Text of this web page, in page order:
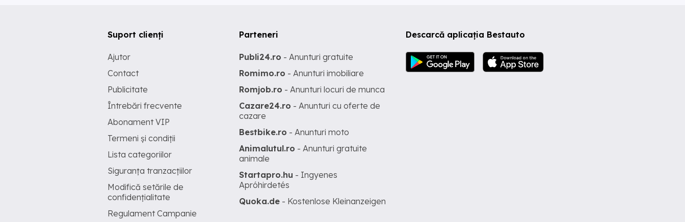
Descarcă aplicația Bestauto
Suport clienți
Ajutor
Contact
Publicitate
Întrebări frecvente
Abonament VIP
Termeni și condiții
Lista categoriilor
Siguranța tranzacțiilor
Modifică setările de
confidențialitate
Regulament Campanie
Parteneri
Publi24.ro - Anunturi gratuite
Romimo.ro - Anunturi imobiliare
Romjob.ro - Anunturi locuri de munca
Cazare24.ro - Anunturi cu oferte de
cazare
Bestbike.ro - Anunturi moto
Animalutul.ro - Anunturi gratuite
animale
Startapro.hu - Ingyenes
Apróhirdetés
Quoka.de - Kostenlose Kleinanzeigen